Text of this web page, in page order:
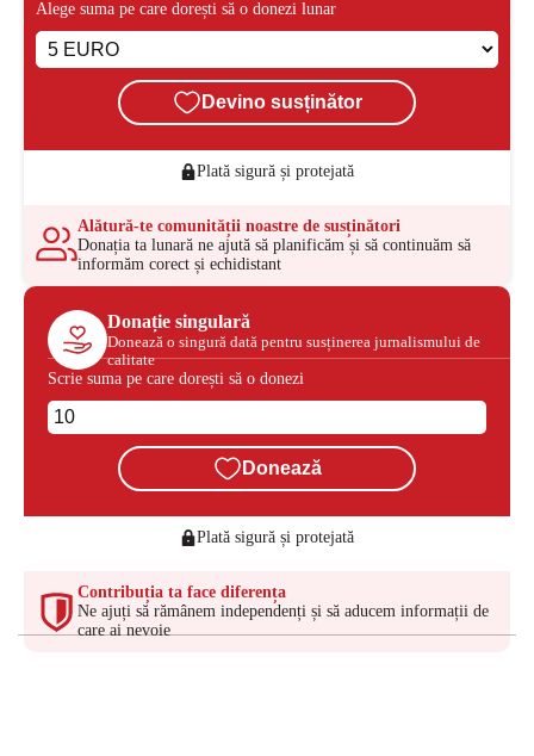
Alege suma pe care dorești să o donezi lunar
Devino susținător
Plată sigură și protejată
Alătură-te comunității noastre de susținători
Donația ta lunară ne ajută să planificăm și să continuăm să
informăm corect și echidistant
Donație singulară
Donează o singură dată pentru susținerea jurnalismului de
calitate
Scrie suma pe care dorești să o donezi
Donează
Plată sigură și protejată
Contribuția ta face diferența
Ne ajuți să rămânem independenți și să aducem informații de
care ai nevoie